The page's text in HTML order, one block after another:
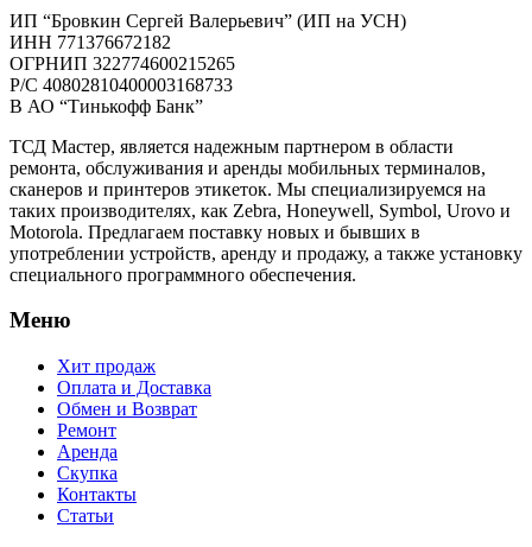
ИП “Бровкин Сергей Валерьевич” (ИП на УСН)
ИНН 771376672182
ОГРНИП 322774600215265
P/C 40802810400003168733
В АО “Тинькофф Банк”
ТСД Мастер, является надежным партнером в области
ремонта, обслуживания и аренды мобильных терминалов,
сканеров и принтеров этикеток. Мы специализируемся на
таких производителях, как Zebra, Honeywell, Symbol, Urovo и
Motorola. Предлагаем поставку новых и бывших в
употреблении устройств, аренду и продажу, а также установку
специального программного обеспечения.
Меню
Хит продаж
Оплата и Доставка
Обмен и Возврат
Ремонт
Аренда
Скупка
Контакты
Статьи